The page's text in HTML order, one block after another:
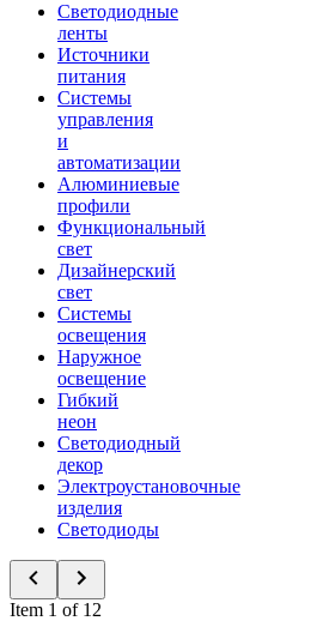
Светодиодные
ленты
Источники
питания
Системы
управления
и
автоматизации
Алюминиевые
профили
Функциональный
свет
Дизайнерский
свет
Системы
освещения
Наружное
освещение
Гибкий
неон
Светодиодный
декор
Электроустановочные
изделия
Светодиоды
Item 1 of 12